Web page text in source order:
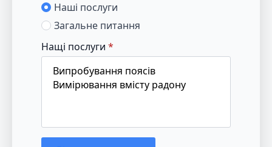
Наші послуги
Загальне питання
Нащі послуги *